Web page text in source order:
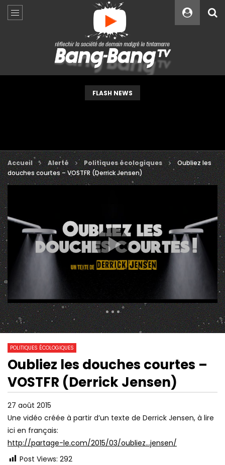
FLASH NEWS
Accueil Alerté Politiques écologiques
Oubliez les
douches courtes – VOSTFR (Derrick Jensen)
292 Views
2 631 0
Watch Later
01:49:32
LEÇON INAUGURALE DE BRUNO
LATOUR – RENTRÉE 2019 CAMPUS
DE PARIS À SCIENCE PO
01:39:24
LES (VRAIES)
L’EXTINCTION DES
POLITIQUES ÉCOLOGIQUES
Oubliez les douches courtes –
VOSTFR (Derrick Jensen)
27 août 2015
Une vidéo créée à partir d’un texte de Derrick Jensen, à lire
ici en français:
http://partage-le.com/2015/03/oubliez…jensen/
Post Views: 292
Custom Amount
VEUILLEZ PATIENTER...